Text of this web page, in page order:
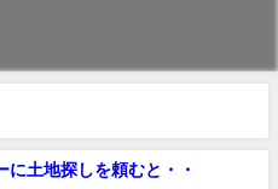
に土地探しを頼むと・・